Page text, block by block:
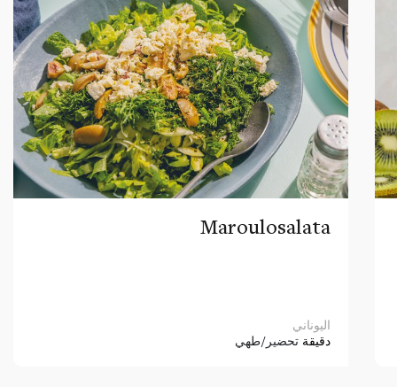
Maroulosalata
اليوناني
دقيقة تحضير/طهي